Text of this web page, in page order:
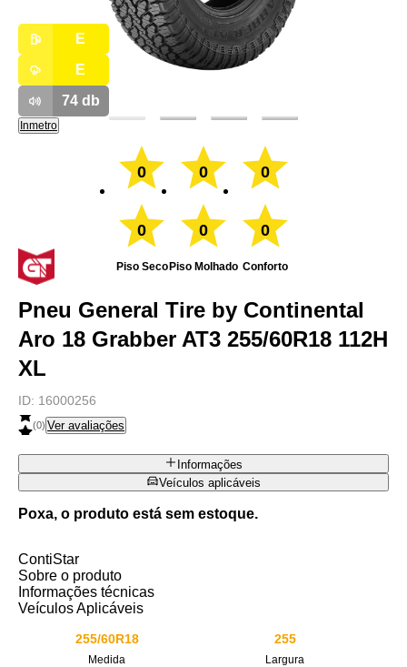
E
E
74db
Inmetro
0
0
Piso Seco
0
0
Piso Molhado
0
0
Conforto
Pneu General Tire by Continental
Aro 18 Grabber AT3 255/60R18 112H
XL
ID: 16000256
(0) Ver avaliações
Informações
Veículos aplicáveis
Poxa, o produto está sem estoque.
ContiStar
Sobre o produto
Informações técnicas
Veículos Aplicáveis
255/60R18
Medida
255
Largura